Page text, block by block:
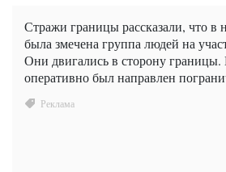
Стражи границы рассказали, что в
была змечена группа людей на
Они двигались в сторону границы.
оперативно был направлен